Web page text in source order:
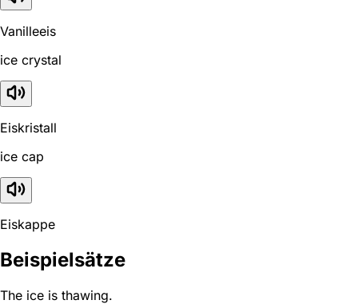
Vanilleeis
ice crystal
Eiskristall
ice cap
Eiskappe
Beispielsätze
The ice is thawing.